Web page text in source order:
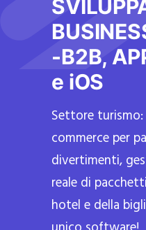
-B2B,
e iOS
Settore
commerce per
divertimenti,
reale di
hotel e della